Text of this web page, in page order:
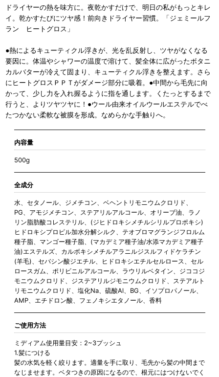
ドライヤーの熱を味方に。夜乾かすだけで、明日の私がもっとキレ
イ。乾かすたびにツヤ感！前向きドライヤー習慣。「ジェミールフ
ラン ヒートグロス」
●熱によるキューティクル浮きが、光を乱反射し、ツヤがなくなる
要因に。体温やシャワーの温度で溶けて、髪全体に広がったボタニ
カルバターが冷えて固まり、キューティクル浮きを整えます。さら
にヒートグロスＰＰＴがダメージ部分に吸着。●中間から毛先に向
かって、少し力を入れ握るように指を通します。くたっとするまで
行うと、よりツヤツヤに！●ウール由来オイルウールエステルでべ
たつかない柔軟な被膜を形成。なめらかな手触りへ。
内容量
500g
全成分
水、セタノール、ジメチコン、ベヘントリモニウムクロリド、
PG、アモジメチコン、ステアリルアルコール、オリーブ油、ラノ
リン脂肪酸コレステリル、(ジヒドロキシメチルシリルプロポキシ)
ヒドロキシプロピル加水分解シルク、テオブロマグランジフロルム
種子脂、マンゴー種子脂、(マカデミア種子油/水添マカデミア種子
油)エステルズ、カルボキシメチルアラニルジスルフィドケラチン
(羊毛)、セバシン酸ジエチル、ヒドロキシエチルセルロース、セル
ロースガム、ポリビニルアルコール、ラウリルベタイン、ジココジ
モニウムクロリド、ジステアリルジモニウムクロリド、ステアルト
リモニウムクロリド、塩化Na、硫酸Al、BG、イソプロパノール、
AMP、エチドロン酸、フェノキシエタノール、香料
ご使用方法
ミディアム使用量目安：2~3プッシュ
1.髪につける
髪の水気を軽く絞ります。適量を手に取り、毛先から髪の中間まで
なじませます。ベタつきの原因になるので、根元にはつけないでく